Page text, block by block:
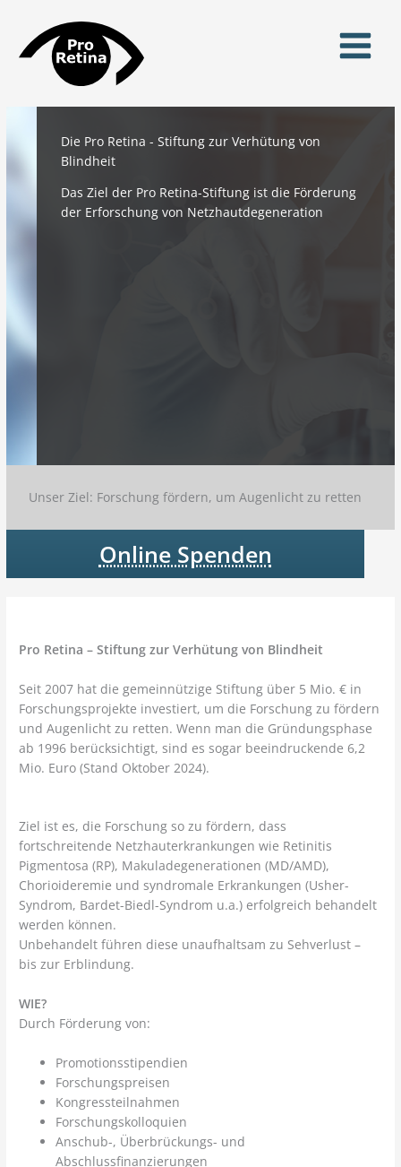
springen
Die Pro Retina - Stiftung zur Verhütung von
Blindheit
Das Ziel der Pro Retina-Stiftung ist die Förderung
der Erforschung von Netzhautdegeneration
Unser Ziel: Forschung fördern, um Augenlicht zu retten
Online Spenden
Pro Retina – Stiftung zur Verhütung von Blindheit
Seit 2007 hat die gemeinnützige Stiftung über 5 Mio. € in
Forschungsprojekte investiert, um die Forschung zu fördern
und Augenlicht zu retten. Wenn man die Gründungsphase
ab 1996 berücksichtigt, sind es sogar beeindruckende 6,2
Mio. Euro (Stand Oktober 2024).
Ziel ist es, die Forschung so zu fördern, dass
fortschreitende Netzhauterkrankungen wie Retinitis
Pigmentosa (RP), Makuladegenerationen (MD/AMD),
Chorioideremie und syndromale Erkrankungen (Usher-
Syndrom, Bardet-Biedl-Syndrom u.a.) erfolgreich behandelt
werden können.
Unbehandelt führen diese unaufhaltsam zu Sehverlust –
bis zur Erblindung.
WIE?
Durch Förderung von:
Promotionsstipendien
Forschungspreisen
Kongressteilnahmen
Forschungskolloquien
Anschub-, Überbrückungs- und
Abschlussfinanzierungen